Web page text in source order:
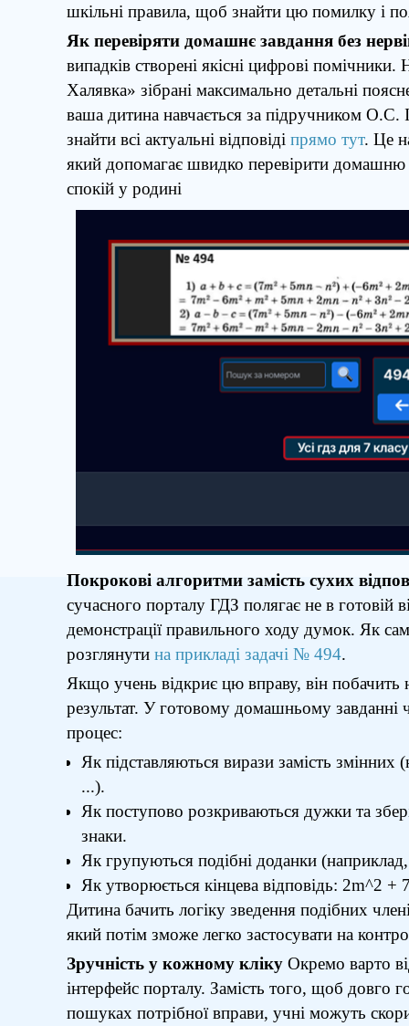
шкільні правила, щоб знайти цю помилку і
Як перевіряти домашнє завдання без
випадків створені якісні цифрові помічники.
Халявка» зібрані максимально детальні
ваша дитина навчається за підручником О.С.
знайти всі актуальні відповіді прямо тут. Це
який допомагає швидко перевірити домашню
спокій у родині
Покрокові алгоритми замість сухих
сучасного порталу ГДЗ полягає не в готовій
демонстрації правильного ходу думок. Як
розглянути на прикладі задачі № 494.
Якщо учень відкриє цю вправу, він побачить
результат. У готовому домашньому завданні
процес:
Як підставляються вирази замість
...).
Як поступово розкриваються дужки та
знаки.
Як групуються подібні доданки
Як утворюється кінцева відповідь: 2m^2 +
Дитина бачить логіку зведення подібних
який потім зможе легко застосувати на
Зручність у кожному кліку Окремо варто
інтерфейс порталу. Замість того, щоб довго
пошуках потрібної вправи, учні можуть